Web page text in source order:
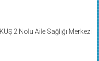
2 Nolu Aile Sağlığı Merkezi